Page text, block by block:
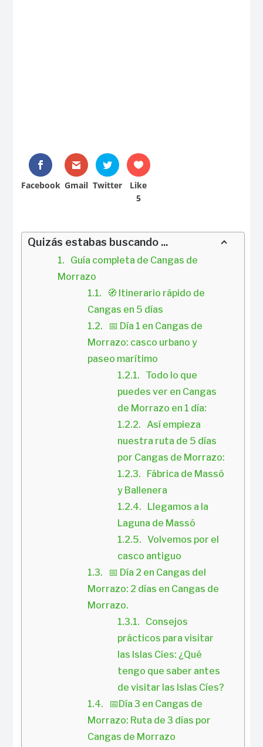
Facebook Gmail Twitter
Like
5
Quizás estabas buscando ...
Guía completa de Cangas de
Morrazo
🧭 Itinerario rápido de
Cangas en 5 días
📅 Día 1 en Cangas de
Morrazo: casco urbano y
paseo marítimo
Todo lo que
puedes ver en Cangas
de Morrazo en 1 día:
Así empieza
nuestra ruta de 5 días
por Cangas de Morrazo:
Fábrica de Massó
y Ballenera
Llegamos a la
Laguna de Massó
Volvemos por el
casco antiguo
📅 Día 2 en Cangas del
Morrazo: 2 días en Cangas de
Morrazo.
Consejos
prácticos para visitar
las Islas Cíes: ¿Qué
tengo que saber antes
de visitar las Islas Cíes?
📅Día 3 en Cangas de
Morrazo: Ruta de 3 días por
Cangas de Morrazo